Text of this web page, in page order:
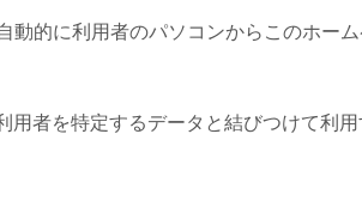
的に利用者のパソコンからこのホー
者を特定するデータと結びつけて利